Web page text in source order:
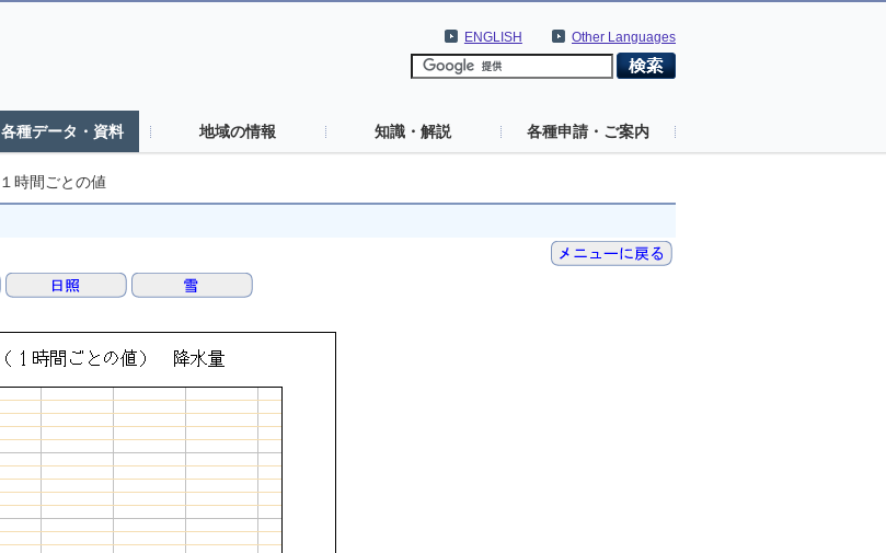
Other Languages
ENGLISH
各種データ・資料 地域の情報 知識・解説 各種申請・ご案内
１時間ごとの値